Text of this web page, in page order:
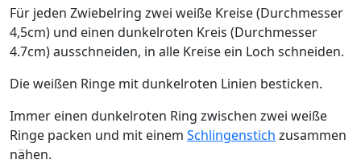
Für jeden Zwiebelring zwei weiße Kreise (Durchmesser
4,5cm) und einen dunkelroten Kreis (Durchmesser
4.7cm) ausschneiden, in alle Kreise ein Loch schneiden.
Die weißen Ringe mit dunkelroten Linien besticken.
Immer einen dunkelroten Ring zwischen zwei weiße
Ringe packen und mit einem Schlingenstich zusammen
nähen.